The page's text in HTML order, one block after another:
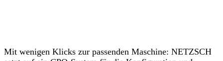
Mit wenigen Klicks zur passenden Maschine: NETZSCH